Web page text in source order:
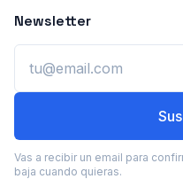
Newsletter
Vas a recibir un email para
baja cuando quieras.